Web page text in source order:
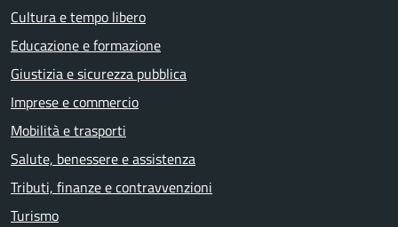
Cultura e tempo libero
Educazione e formazione
Giustizia e sicurezza pubblica
Imprese e commercio
Mobilità e trasporti
Salute, benessere e assistenza
Tributi, finanze e contravvenzioni
Turismo